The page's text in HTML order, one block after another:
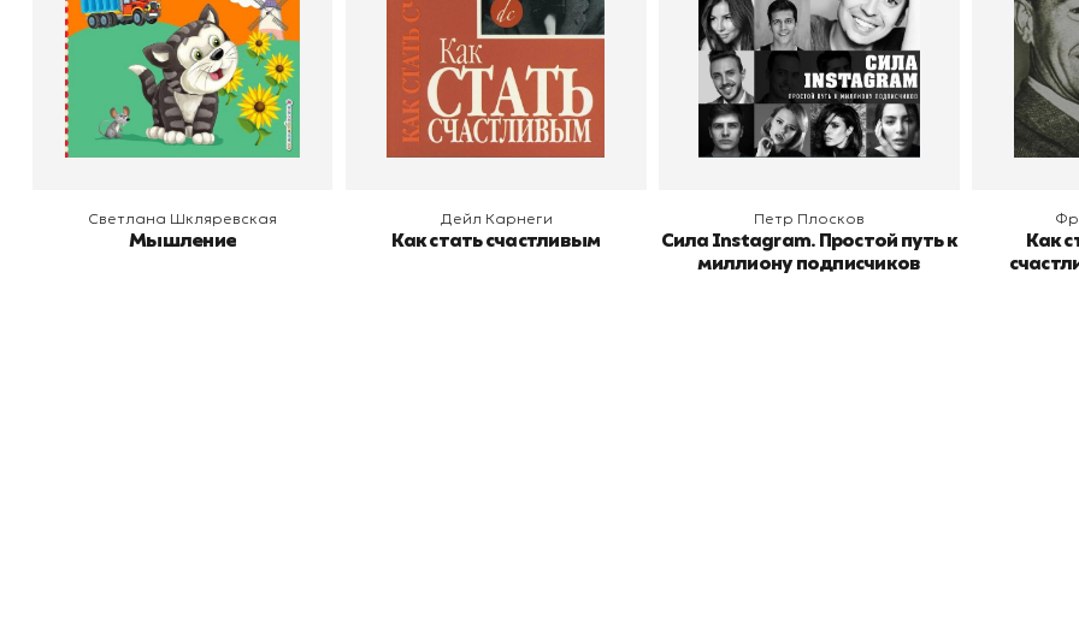
В корзину
Светлана Шкляревская
Мышление
В корзину
Дейл Карнеги
Как стать счастливым
В корзину
Петр Плосков
Сила Instagram. Простой путь к
миллиону подписчиков
В
Как